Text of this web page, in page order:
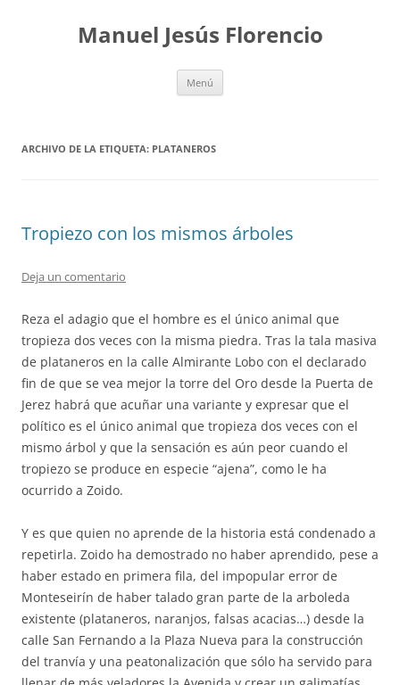
contenidoManuel Jesús Florencio
Menú
ARCHIVO DE LA ETIQUETA: PLATANEROS
Tropiezo con los mismos árboles
Deja un comentario
Reza el adagio que el hombre es el único animal que
tropieza dos veces con la misma piedra. Tras la tala masiva
de plataneros en la calle Almirante Lobo con el declarado
fin de que se vea mejor la torre del Oro desde la Puerta de
Jerez habrá que acuñar una variante y expresar que el
político es el único animal que tropieza dos veces con el
mismo árbol y que la sensación es aún peor cuando el
tropiezo se produce en especie “ajena”, como le ha
ocurrido a Zoido.
Y es que quien no aprende de la historia está condenado a
repetirla. Zoido ha demostrado no haber aprendido, pese a
haber estado en primera fila, del impopular error de
Monteseirín de haber talado gran parte de la arboleda
existente (plataneros, naranjos, falsas acacias…) desde la
calle San Fernando a la Plaza Nueva para la construcción
del tranvía y una peatonalización que sólo ha servido para